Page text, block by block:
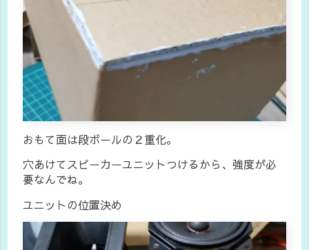
おもて面は段ボールの２重化。
穴あけてスピーカーユニットつけるから、強度が必
要なんでね。
ユニットの位置決め